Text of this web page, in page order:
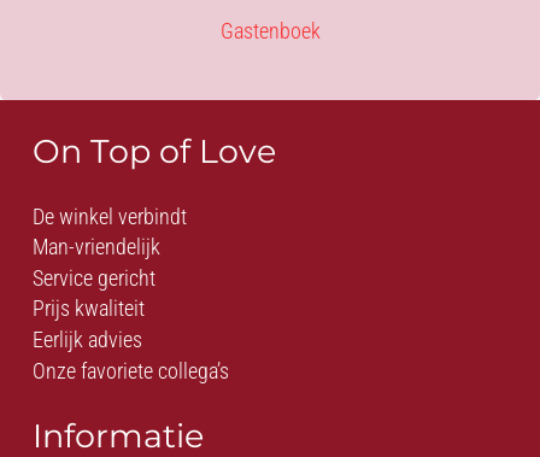
Gastenboek
On Top of Love
De winkel verbindt
Man-vriendelijk
Service gericht
Prijs kwaliteit
Eerlijk advies
Onze favoriete collega’s
Informatie